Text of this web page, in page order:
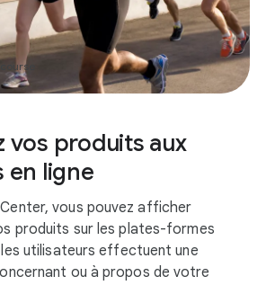
vos produits aux
en ligne
vous pouvez afficher
produits sur les plates-formes
utilisateurs effectuent une
ou à propos de votre